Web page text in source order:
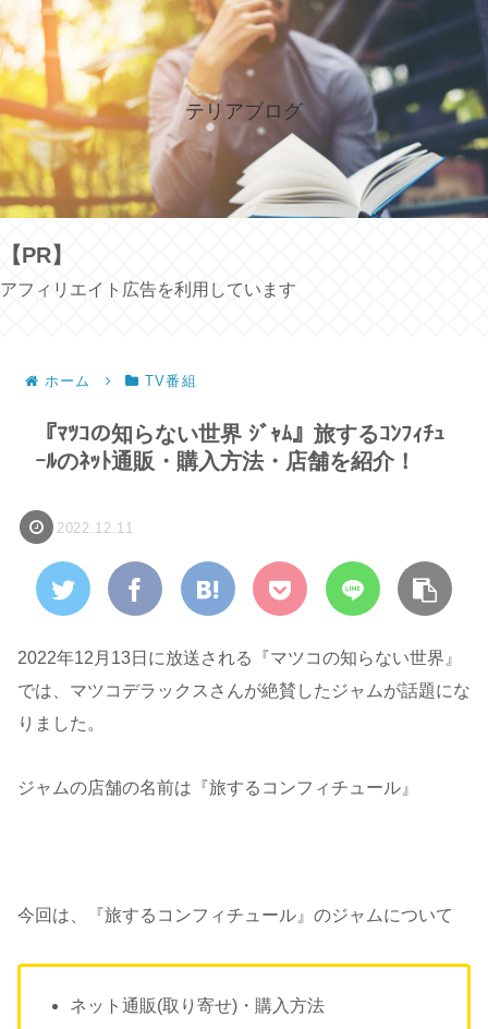
テリアブログ
【PR】
アフィリエイト広告を利用しています
ホーム TV番組
『ﾏﾂｺの知らない世界 ｼﾞｬﾑ』旅するｺﾝﾌｨﾁｭ
ｰﾙのﾈｯﾄ通販・購入方法・店舗を紹介！
2022.12.11
2022年12月13日に放送される『マツコの知らない世界』
では、マツコデラックスさんが絶賛したジャムが話題にな
りました。
ジャムの店舗の名前は『旅するコンフィチュール』
今回は、『旅するコンフィチュール』のジャムについて
ネット通販(取り寄せ)・購入方法